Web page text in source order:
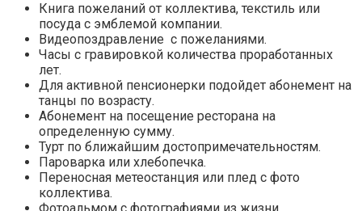
Книга пожеланий от коллектива, текстиль или
посуда с эмблемой компании.
Видеопоздравление с пожеланиями.
Часы с гравировкой количества проработанных
лет.
Для активной пенсионерки подойдет абонемент на
танцы по возрасту.
Абонемент на посещение ресторана на
определенную сумму.
Турт по ближайшим достопримечательностям.
Пароварка или хлебопечка.
Переносная метеостанция или плед с фото
коллектива.